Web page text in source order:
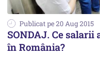
Publicat pe 20 Aug 2015
SONDAJ. Ce
în România?